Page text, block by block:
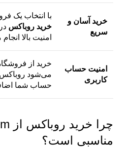
خرید آسان و
سریع
با انتخاب یک
خرید روباکس
امنیت بالا
امنیت حساب
کاربری
خرید از
می‌شود
حساب شما
مناسبی است؟